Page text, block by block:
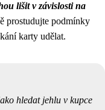
lišit v závislosti na
prostudujte podmínky
karty udělat.
hledat jehlu v kupce